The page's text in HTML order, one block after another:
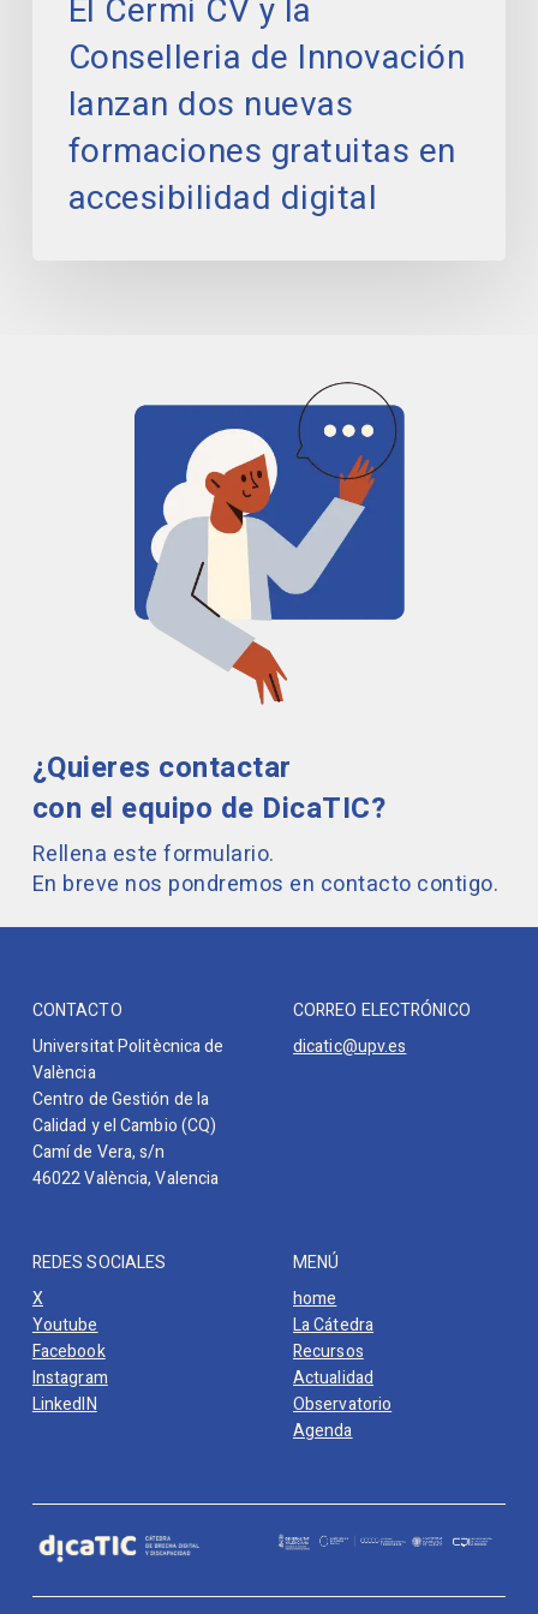
accesibilidad
digital
El Cermi CV y la
Conselleria de Innovación
lanzan dos nuevas
formaciones gratuitas en
accesibilidad digital
¿Quieres contactar
con el equipo de DicaTIC?
Rellena este formulario.
En breve nos pondremos en contacto contigo.
CONTACTO
Universitat Politècnica de
València
Centro de Gestión de la
Calidad y el Cambio (CQ)
Camí de Vera, s/n
46022 València, Valencia
CORREO ELECTRÓNICO
dicatic@upv.es
REDES SOCIALES
X
Youtube
Facebook
Instagram
LinkedIN
MENÚ
home
La Cátedra
Recursos
Actualidad
Observatorio
Agenda